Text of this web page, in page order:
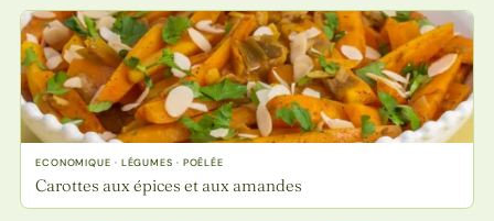
ECONOMIQUE · LÉGUMES · POÊLÉE
Carottes aux épices et aux amandes